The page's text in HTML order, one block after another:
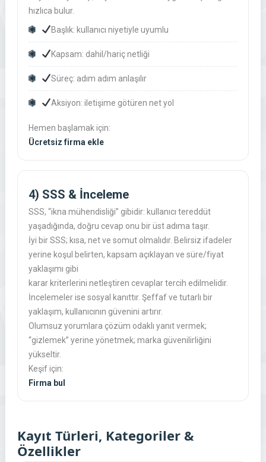
hızlıca bulur.
Başlık: kullanıcı niyetiyle uyumlu
Kapsam: dahil/hariç netliği
Süreç: adım adım anlaşılır
Aksiyon: iletişime götüren net yol
Hemen başlamak için:
Ücretsiz firma ekle
4) SSS & İnceleme
SSS, “ikna mühendisliği” gibidir: kullanıcı tereddüt
yaşadığında, doğru cevap onu bir üst adıma taşır.
İyi bir SSS; kısa, net ve somut olmalıdır. Belirsiz ifadeler
yerine koşul belirten, kapsam açıklayan ve süre/fiyat
yaklaşımı gibi
karar kriterlerini netleştiren cevaplar tercih edilmelidir.
İncelemeler ise sosyal kanıttır. Şeffaf ve tutarlı bir
yaklaşım, kullanıcının güvenini artırır.
Olumsuz yorumlara çözüm odaklı yanıt vermek;
“gizlemek” yerine yönetmek; marka güvenilirliğini
yükseltir.
Keşif için:
Firma bul
Kayıt Türleri, Kategoriler &
Özellikler